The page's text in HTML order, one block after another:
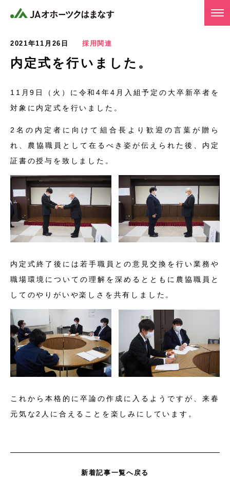
2021年11月26日 採用関連
内定式を行いました。
11月9日（火）に令和4年4月入組予定の大卒新卒者を
対象に内定式を行いました。
2名の内定者に向けて組合長より歓迎の言葉が贈ら
れ、農協職員として在るべき姿が伝えられた後、内定
証書の授与を致しました。
内定式終了後には若手職員との意見交換を行い業務や
職場環境についての理解を深めるとともに農協職員と
してのやりがいや楽しさを共有しました。
これから本格的に卒論の作成に入るようですが、来春
元気な2人に合えることを楽しみにしています。
新着記事一覧へ戻る